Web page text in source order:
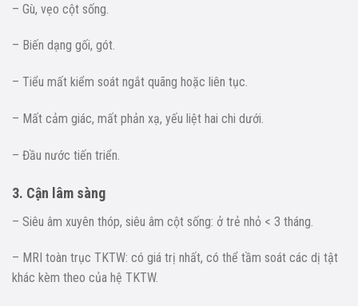
– Gù, vẹo cột sống.
– Biến dạng gối, gót.
– Tiểu mất kiểm soát ngắt quãng hoặc liên tục.
– Mất cảm giác, mất phản xạ, yếu liệt hai chi dưới.
– Đầu nước tiến triển.
3. Cận lâm sàng
– Siêu âm xuyên thóp, siêu âm cột sống: ở trẻ nhỏ < 3 tháng.
– MRI toàn trục TKTW: có giá trị nhất, có thể tầm soát các dị tật
khác kèm theo của hệ TKTW.